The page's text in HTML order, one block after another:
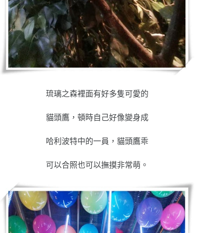
琉璃之森裡面有好多隻可愛的
貓頭鷹，頓時自己好像變身成
哈利波特中的一員，貓頭鷹乖
可以合照也可以撫摸非常萌。